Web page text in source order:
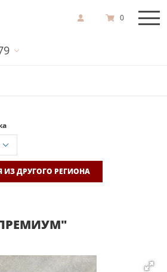
0
ИЗ ДРУГОГО РЕГИОНА